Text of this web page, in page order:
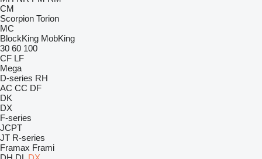
CM
Scorpion Torion
MC
BlockKing MobKing
30 60 100
CF LF
Mega
D-series RH
AC CC DF
DK
DX
F-series
JCPT
JT R-series
Framax Frami